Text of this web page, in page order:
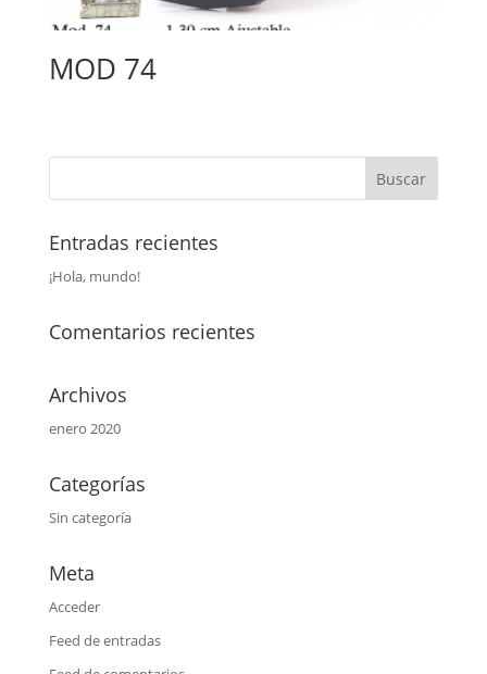
MOD 74
Entradas recientes
¡Hola, mundo!
Comentarios recientes
Archivos
enero 2020
Categorías
Sin categoría
Meta
Acceder
Feed de entradas